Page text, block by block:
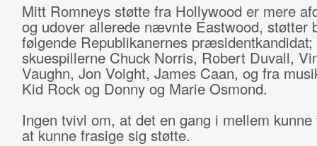
Mitt Romneys støtte fra Hollywood er mere
og udover allerede nævnte Eastwood, støtter
følgende Republikanernes præsidentkandidat;
skuespillerne Chuck Norris, Robert Duvall,
Vaughn, Jon Voight, James Caan, og fra
Kid Rock og Donny og Marie Osmond.
Ingen tvivl om, at det en gang i mellem
at kunne frasige sig støtte.